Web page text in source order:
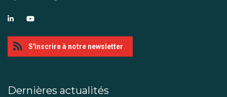
S'inscrire à notre newsletter
Dernières actualités